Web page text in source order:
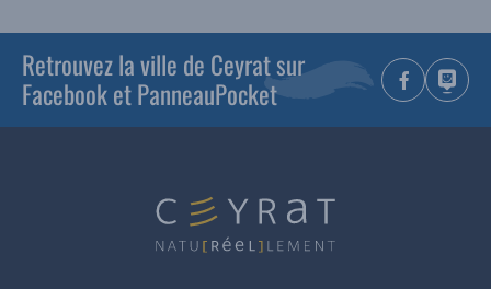
Retrouvez la ville de Ceyrat sur
Facebook et PanneauPocket